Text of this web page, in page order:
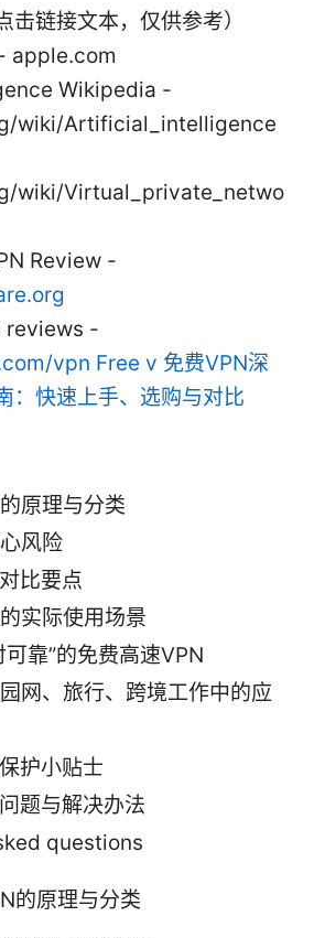
击链接文本，仅供参考）
apple.com
Wikipedia -
wiki/Artificial_intelligence
wiki/Virtual_private_netwo
Review -
reviews -
vpn Free v 免费VPN深
：快速上手、选购与对比
原理与分类
风险
比要点
实际使用场景
靠”的免费高速VPN
网、旅行、跨境工作中的应
护小贴士
题与解决办法
questions
的原理与分类